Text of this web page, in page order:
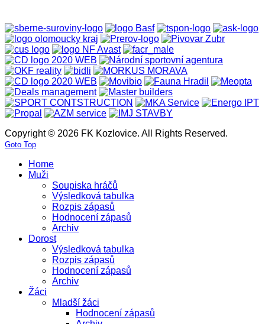
Copyright © 2026 FK Kozlovice. All Rights Reserved.
Goto Top
Home
Muži
Soupiska hráčů
Výsledková tabulka
Rozpis zápasů
Hodnocení zápasů
Archiv
Dorost
Výsledková tabulka
Rozpis zápasů
Hodnocení zápasů
Archiv
Žáci
Mladší žáci
Hodnocení zápasů